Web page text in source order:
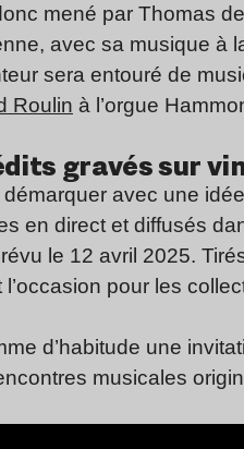
mené par Thomas
avec sa musique à
sera entouré de
Roulin à l’orgue
gravés sur
avec une
en direct et diffusés
le 12 avril 2025.
pour les
d’habitude une
musicales